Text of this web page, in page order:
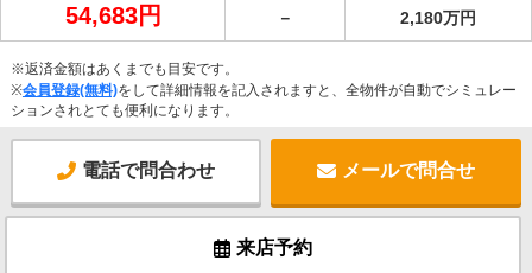
54,683円 － 2,180万円
※返済金額はあくまでも目安です。
※会員登録(無料)をして詳細情報を記入されますと、全物件が自動でシミュレー
ションされとても便利になります。
電話で問合わせ メールで問合せ
来店予約